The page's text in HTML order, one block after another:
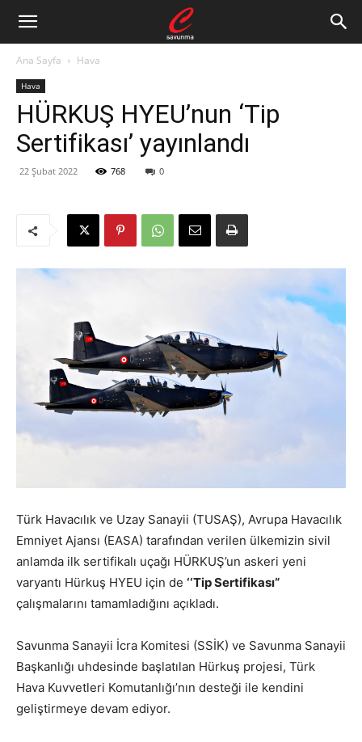
Ana Sayfa Hava
Hava
HÜRKUŞ HYEU’nun ‘Tip
Sertifikası’ yayınlandı
22 Şubat 2022 768 0
Türk Havacılık ve Uzay Sanayii (TUSAŞ), Avrupa Havacılık
Emniyet Ajansı (EASA) tarafından verilen ülkemizin sivil
anlamda ilk sertifikalı uçağı HÜRKUŞ’un askeri yeni
varyantı Hürkuş HYEU için de ‘‘Tip Sertifikası“
çalışmalarını tamamladığını açıkladı.
Savunma Sanayii İcra Komitesi (SSİK) ve Savunma Sanayii
Başkanlığı uhdesinde başlatılan Hürkuş projesi, Türk
Hava Kuvvetleri Komutanlığı’nın desteği ile kendini
geliştirmeye devam ediyor.